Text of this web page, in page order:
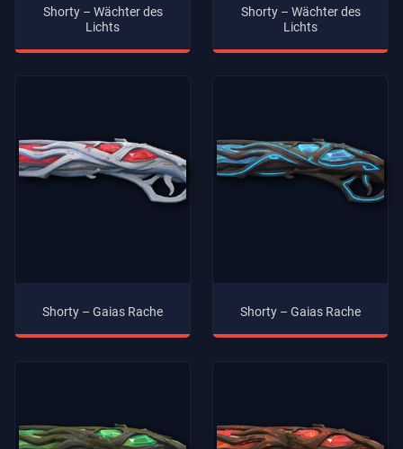
Shorty – Wächter des
Lichts
Shorty – Wächter des
Lichts
Shorty – Gaias Rache Shorty – Gaias Rache